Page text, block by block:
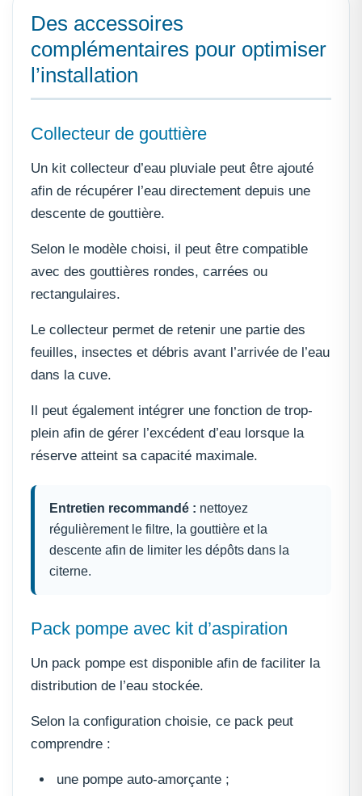
Des accessoires
complémentaires pour optimiser
l’installation
Collecteur de gouttière
Un kit collecteur d’eau pluviale peut être ajouté
afin de récupérer l’eau directement depuis une
descente de gouttière.
Selon le modèle choisi, il peut être compatible
avec des gouttières rondes, carrées ou
rectangulaires.
Le collecteur permet de retenir une partie des
feuilles, insectes et débris avant l’arrivée de l’eau
dans la cuve.
Il peut également intégrer une fonction de trop-
plein afin de gérer l’excédent d’eau lorsque la
réserve atteint sa capacité maximale.
Entretien recommandé : nettoyez
régulièrement le filtre, la gouttière et la
descente afin de limiter les dépôts dans la
citerne.
Pack pompe avec kit d’aspiration
Un pack pompe est disponible afin de faciliter la
distribution de l’eau stockée.
Selon la configuration choisie, ce pack peut
comprendre :
une pompe auto-amorçante ;